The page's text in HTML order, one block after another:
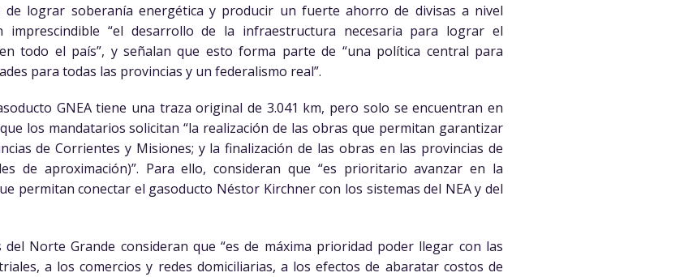
lograr soberanía energética y producir un fuerte ahorro de divisas a nivel
imprescindible “el desarrollo de la infraestructura necesaria para lograr el
todo el país”, y señalan que esto forma parte de “una política central para
para todas las provincias y un federalismo real”.
GNEA tiene una traza original de 3.041 km, pero solo se encuentran en
los mandatarios solicitan “la realización de las obras que permitan garantizar
de Corrientes y Misiones; y la finalización de las obras en las provincias de
de aproximación)”. Para ello, consideran que “es prioritario avanzar en la
permitan conectar el gasoducto Néstor Kirchner con los sistemas del NEA y del
Norte Grande consideran que “es de máxima prioridad poder llegar con las
a los comercios y redes domiciliarias, a los efectos de abaratar costos de